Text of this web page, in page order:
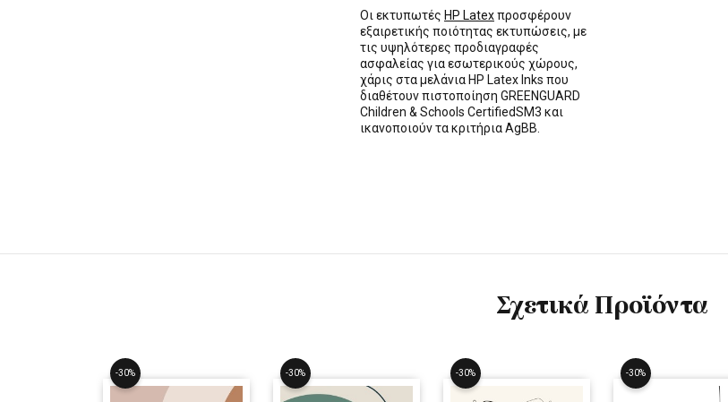
Οι εκτυπωτές HP Latexπροσφέρουν
εξαιρετικής ποιότητας εκτυπώσεις, με
τις υψηλότερες προδιαγραφές
ασφαλείας για εσωτερικούς χώρους,
χάρις στα μελάνια HP Latex Inks που
διαθέτουν πιστοποίηση GREENGUARD
Children & Schools CertifiedSM3 και
ικανοποιούν τα κριτήρια AgBB.
Σχετικά Προϊόντα
-30% -30% -30% -30%